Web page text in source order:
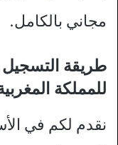
مجاني بالكامل.
طريقة التسجيل
للمملكة
نقدم لكم في